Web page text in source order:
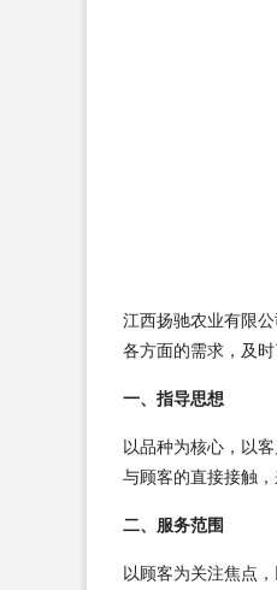
江西扬驰农业有限
各方面的需求，及
一、指导思想
以品种为核心，以
与顾客的直接接触
二、服务范围
以顾客为关注焦点